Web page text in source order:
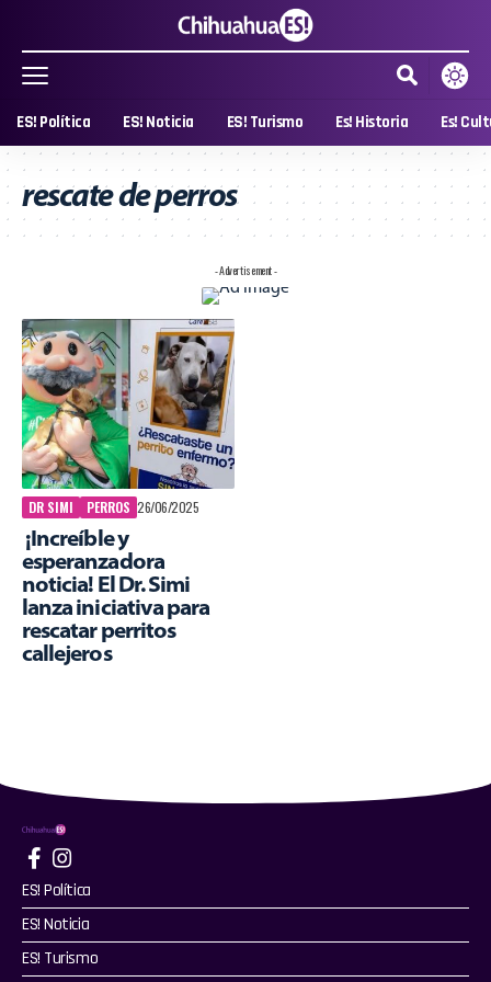
ES! Política ES! Noticia ES! Turismo Es! Historia Es!
rescate de perros
- Advertisement -
DR SIMI PERROS 26/06/2025
¡Increíble y
esperanzadora
noticia! El Dr. Simi
lanza iniciativa para
rescatar perritos
callejeros
ES! Política
ES! Noticia
ES! Turismo